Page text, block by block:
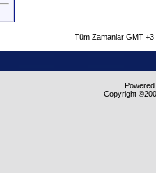
Tüm Zamanlar GMT
Copyright